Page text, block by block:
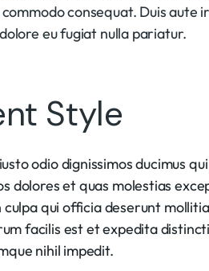
consequat. Duis
eu fugiat nulla pariatur.
Style
odio dignissimos ducimus
dolores et quas molestias
culpa qui officia deserunt
facilis est et expedita
nihil impedit.